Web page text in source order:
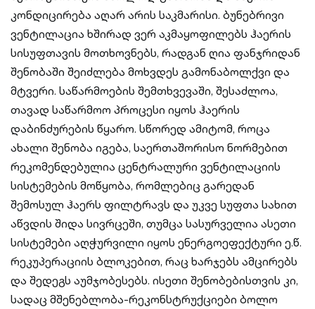
კონდიცირება აღარ არის საკმარისი. ბუნებრივი
ვენტილაცია ხშირად ვერ აკმაყოფილებს ჰაერის
სისუფთავის მოთხოვნებს, რადგან ღია ფანჯრიდან
შენობაში შეიძლება მოხვდეს გამონაბოლქვი და
მტვერი. საწარმოების შემთხვევაში, შესაძლოა,
თავად საწარმოო პროცესი იყოს ჰაერის
დაბინძურების წყარო. სწორედ ამიტომ, როცა
ახალი შენობა იგება, საერთაშორისო ნორმებით
რეკომენდებულია ცენტრალური ვენტილაციის
სისტემების მოწყობა, რომლებიც გარედან
შემოსულ ჰაერს ფილტრავს და უკვე სუფთა სახით
აწვდის შიდა სივრცეში, თუმცა სასურველია ასეთი
სისტემები აღჭურვილი იყოს ენერგოეფექტური ე.წ.
რეკუპერაციის ბლოკებით, რაც ხარჯებს ამცირებს
და შედეგს აუმჯობესებს. ისეთი შენობებისთვის კი,
სადაც მშენებლობა-რეკონსტრუქციები ბოლო